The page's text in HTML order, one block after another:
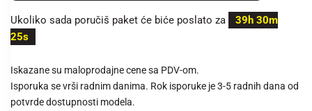
Ukoliko sada poručiš paket će biće poslato za
39h 30m
25s
Iskazane su maloprodajne cene sa PDV-om.
Isporuka se vrši radnim danima. Rok isporuke je 3-5 radnih dana od
potvrde dostupnosti modela.